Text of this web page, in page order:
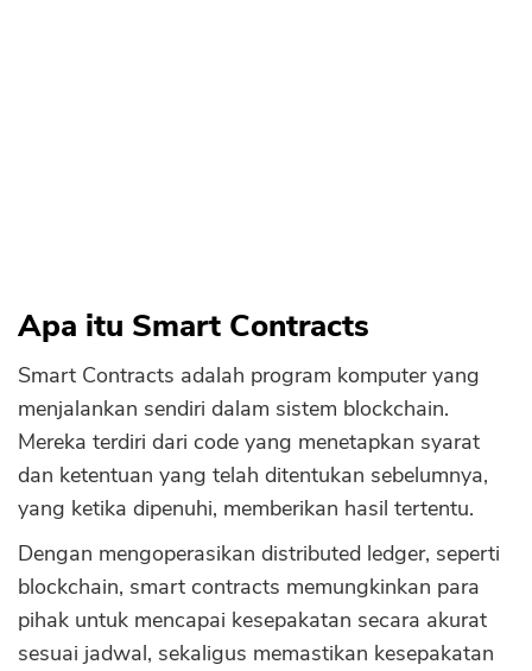
Apa itu Smart Contracts
Smart Contracts adalah program komputer yang
menjalankan sendiri dalam sistem blockchain.
Mereka terdiri dari code yang menetapkan syarat
dan ketentuan yang telah ditentukan sebelumnya,
yang ketika dipenuhi, memberikan hasil tertentu.
Dengan mengoperasikan distributed ledger, seperti
blockchain, smart contracts memungkinkan para
pihak untuk mencapai kesepakatan secara akurat
sesuai jadwal, sekaligus memastikan kesepakatan